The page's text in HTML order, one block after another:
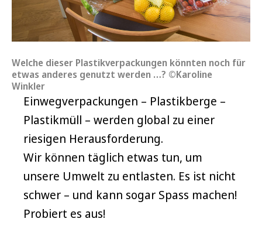
Welche dieser Plastikverpackungen könnten noch für
etwas anderes genutzt werden …? ©Karoline
Winkler
Einwegverpackungen – Plastikberge –
Plastikmüll – werden global zu einer
riesigen Herausforderung.
Wir können täglich etwas tun, um
unsere Umwelt zu entlasten. Es ist nicht
schwer – und kann sogar Spass machen!
Probiert es aus!